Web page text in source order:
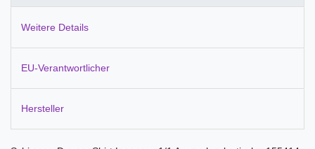
Weitere Details
EU-Verantwortlicher
Hersteller